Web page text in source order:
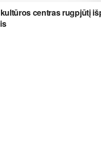
centras rugpjūtį